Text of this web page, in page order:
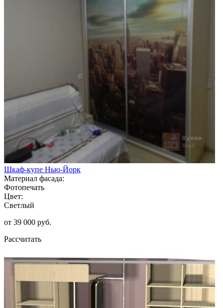
Шкаф-купе Нью-Йорк
Материал фасада:
Фотопечать
Цвет:
Светлый
от 39 000 руб.
Рассчитать